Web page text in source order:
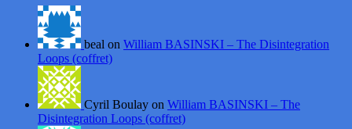
beal on William BASINSKI – The Disintegration
Loops (coffret)
Cyril Boulay on William BASINSKI – The
Disintegration Loops (coffret)